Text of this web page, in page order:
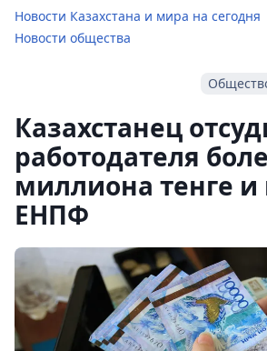
Новости Казахстана и мира на сегодня
Новости общества
Казахстанец
работодателя
миллиона тенге и
ЕНПФ